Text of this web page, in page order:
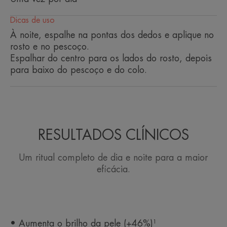
Benefícios
Benefícios da textura
Uma textura suave com acabamento aveludado não
Dicas de uso
À noite, espalhe na pontas dos dedos e aplique no
rosto e no pescoço.
Espalhar do centro para os lados do rosto, depois
para baixo do pescoço e do colo.
RESULTADOS CLÍNICOS
Um ritual completo de dia e noite para a maior
eficácia.
• Aumenta o brilho da pele (+46%)¹